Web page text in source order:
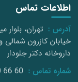
اطلاعات تماس
آدرس : تهران، بلوار
داروخانه دکتر جلودار
شماره تماس : 66 60